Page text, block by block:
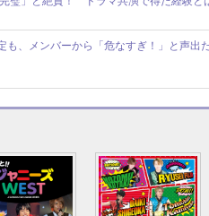
も、メンバーから「危なすぎ！」と声出